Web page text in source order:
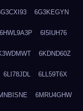
6G3KEGYN
6HWL9A3P 6I5IUH76
6KDND60Z
6LI78JDL 6LL59T6X
6MRU4GHW